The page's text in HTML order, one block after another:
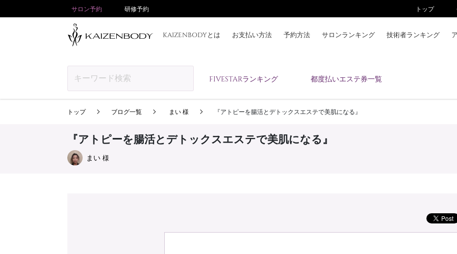
サロン予約 研修予約 トップ
KAIZENBODYとは お支払い方法 予約方法 サロンランキング 技術者ランキング
FIVESTARランキング 都度払いエステ券一覧
お支払い方法
予約方法
サロンランキング
トップ ブログ一覧 まい 様 『アトピーを腸活とデトックスエステで美肌になる』
『アトピーを腸活とデトックスエステで美肌になる』
まい様